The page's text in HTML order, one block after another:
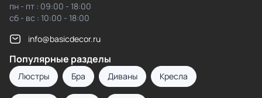
пн - пт : 09:00 - 18:00
сб - вс : 10:00 - 18:00
info@basicdecor.ru
Популярные разделы
Люстры Бра Диваны Кресла